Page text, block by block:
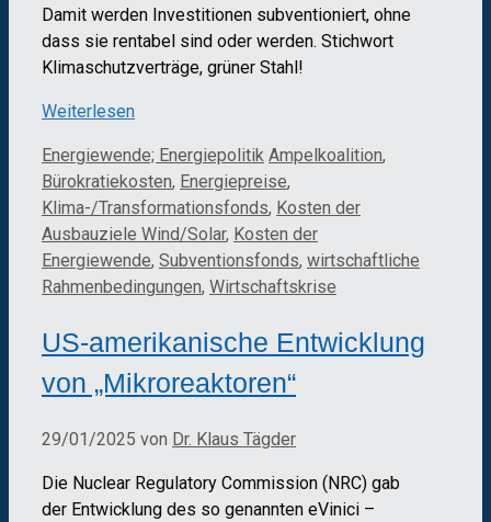
Damit werden Investitionen subventioniert, ohne
dass sie rentabel sind oder werden. Stichwort
Klimaschutzverträge, grüner Stahl!
Weiterlesen
Kategorien
Energiewende; Energiepolitik Schlagwörter
Ampelkoalition,
Bürokratiekosten, Energiepreise,
Klima-/Transformationsfonds, Kosten der
Ausbauziele Wind/Solar, Kosten der
Energiewende, Subventionsfonds, wirtschaftliche
Rahmenbedingungen, Wirtschaftskrise
US-amerikanische Entwicklung
von „Mikroreaktoren“
29/01/2025 von Dr. Klaus Tägder
Die Nuclear Regulatory Commission (NRC) gab
der Entwicklung des so genannten eVinici –